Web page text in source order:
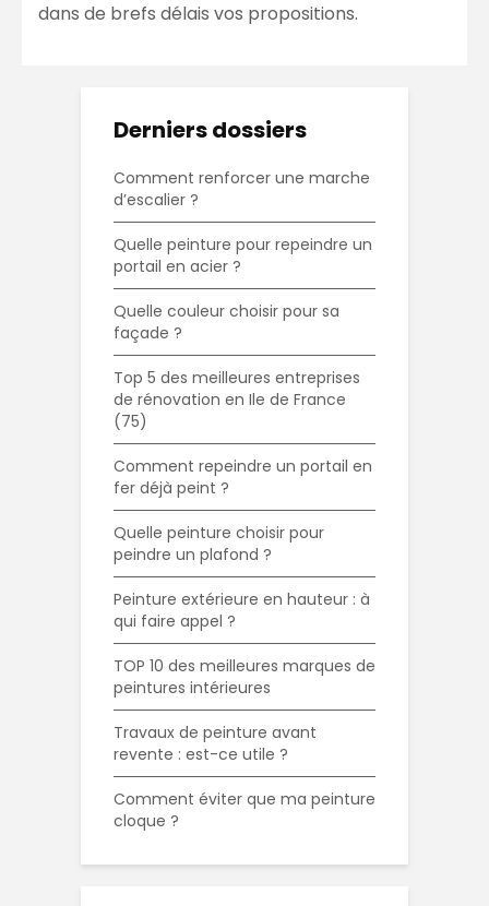
dans de brefs délais vos propositions.
Derniers dossiers
Comment renforcer une marche
d’escalier ?
Quelle peinture pour repeindre un
portail en acier ?
Quelle couleur choisir pour sa
façade ?
Top 5 des meilleures entreprises
de rénovation en Ile de France
(75)
Comment repeindre un portail en
fer déjà peint ?
Quelle peinture choisir pour
peindre un plafond ?
Peinture extérieure en hauteur : à
qui faire appel ?
TOP 10 des meilleures marques de
peintures intérieures
Travaux de peinture avant
revente : est-ce utile ?
Comment éviter que ma peinture
cloque ?